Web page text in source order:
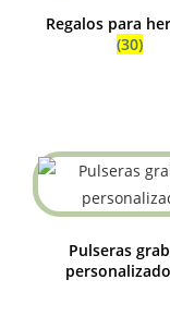
Regalos para
(30)
Pulseras
personalizado